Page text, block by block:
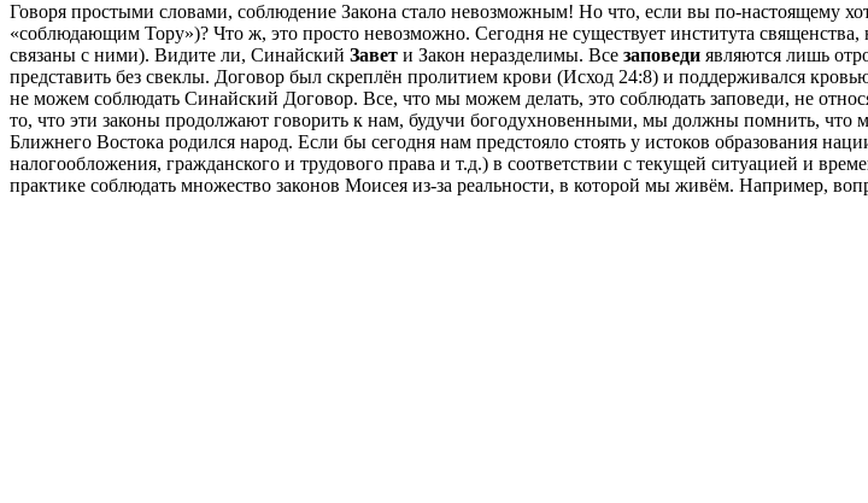
Говоря простыми словами, соблюдение Закона стало невозможным! Но что, если вы по-настоящему
«соблюдающим Тору»)? Что ж, это просто невозможно. Сегодня не существует института
связаны с ними). Видите ли, Синайский Завет и Закон неразделимы. Все заповеди являются лишь
представить без свеклы. Договор был скреплён пролитием крови (Исход 24:8) и поддерживался
не можем соблюдать Синайский Договор. Все, что мы можем делать, это соблюдать заповеди, не
то, что эти законы продолжают говорить к нам, будучи богодухновенными, мы должны помнить, что
Ближнего Востока родился народ. Если бы сегодня нам предстояло стоять у истоков образования
налогообложения, гражданского и трудового права и т.д.) в соответствии с текущей ситуацией и
практике соблюдать множество законов Моисея из-за реальности, в которой мы живём. Например,